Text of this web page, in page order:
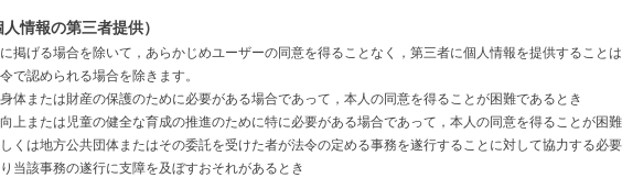
情報の第三者提供）
掲げる場合を除いて，あらかじめユーザーの同意を得ることなく，第三者に個人情報を提供すること
で認められる場合を除きます。
体または財産の保護のために必要がある場合であって，本人の同意を得ることが困難であるとき
上または児童の健全な育成の推進のために特に必要がある場合であって，本人の同意を得ることが困
くは地方公共団体またはその委託を受けた者が法令の定める事務を遂行することに対して協力する必
当該事務の遂行に支障を及ぼすおそれがあるとき